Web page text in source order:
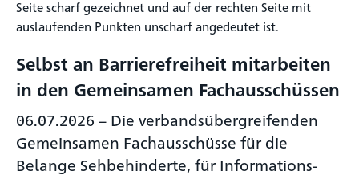
Selbst an Barrierefreiheit mitarbeiten
in den Gemeinsamen Fachausschüssen
06.07.2026 – Die verbandsübergreifenden
Gemeinsamen Fachausschüsse für die
Belange Sehbehinderte, für Informations-